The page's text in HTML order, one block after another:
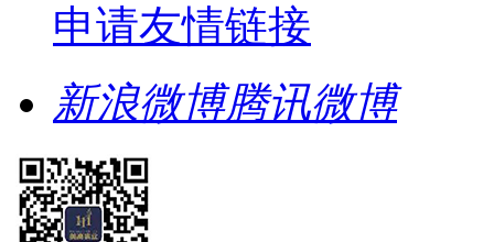
申请友情链接
新浪微博腾讯微博